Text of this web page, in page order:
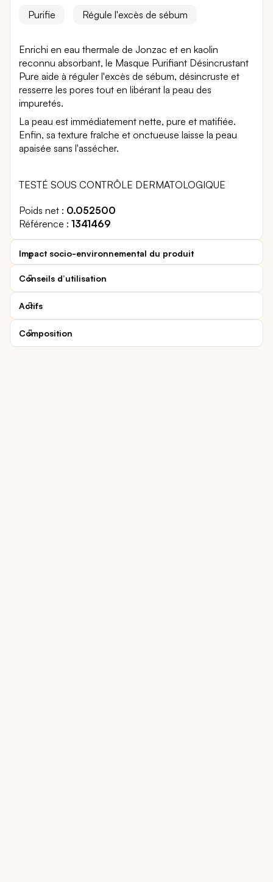
Purifie Régule l'excès de sébum
Enrichi en eau thermale de Jonzac et en kaolin
reconnu absorbant, le Masque Purifiant Désincrustant
Pure aide à réguler l'excès de sébum, désincruste et
resserre les pores tout en libérant la peau des
impuretés.
La peau est immédiatement nette, pure et matifiée.
Enfin, sa texture fraîche et onctueuse laisse la peau
apaisée sans l'assécher.
TESTÉ SOUS CONTRÔLE DERMATOLOGIQUE
Poids net
0.052500
Référence
1341469
Impact socio-environnemental du produit
Conseils d’utilisation
Actifs
Composition